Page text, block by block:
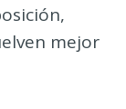
mejor